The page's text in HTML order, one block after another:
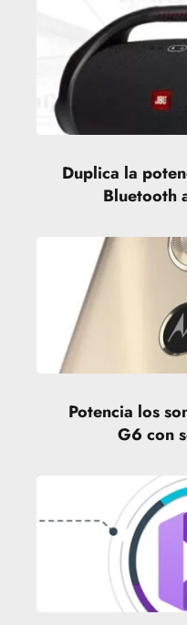
Duplica la
Bluetooth
Potencia los
G6 con